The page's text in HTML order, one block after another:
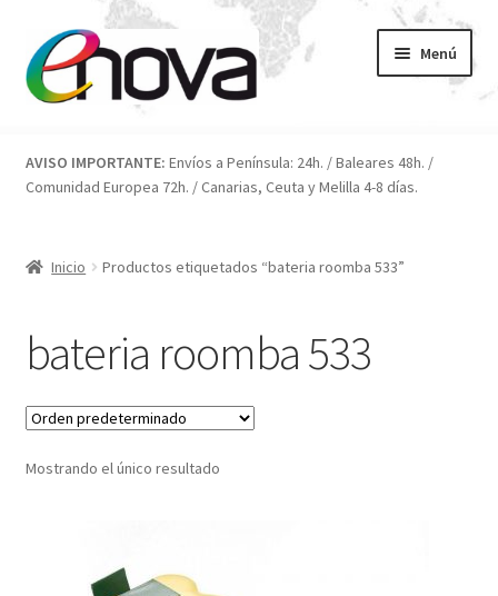
a
la
al
contenido
Menú
Blog
Contacto
ENOVA
AVISO IMPORTANTE: Envíos a Península: 24h. / Baleares 48h. /
Comunidad Europea 72h. / Canarias, Ceuta y Melilla 4-8 días.
Inicio Productos etiquetados “bateria roomba 533”
bateria roomba 533
Mostrando el único resultado